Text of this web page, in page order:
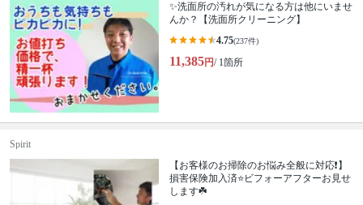
✨洗面所の汚れが気になる方は他にいませ
んか？【洗面所クリーニング】
4.75(237件)
11,385円/ 1箇所
Spirit
【お客様のお掃除のお悩み全般に対応❗️】
損害保険加入済⭐️ビフォーアフターお見せ
します☘️